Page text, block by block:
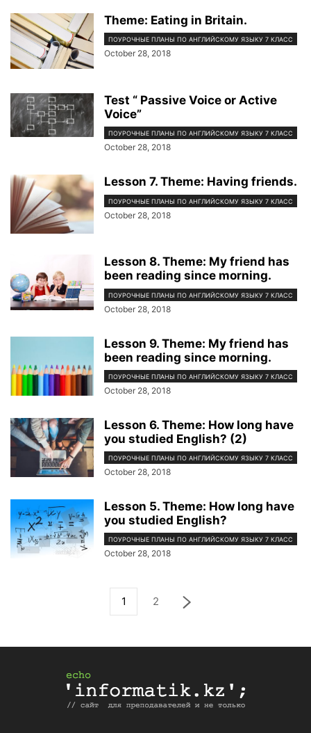
Theme: Eating in Britain.
ПОУРОЧНЫЕ ПЛАНЫ ПО АНГЛИЙСКОМУ ЯЗЫКУ 7 КЛАСС
October 28, 2018
Test “ Passive Voice or Active
Voice”
ПОУРОЧНЫЕ ПЛАНЫ ПО АНГЛИЙСКОМУ ЯЗЫКУ 7 КЛАСС
October 28, 2018
Lesson 7. Theme: Having friends.
ПОУРОЧНЫЕ ПЛАНЫ ПО АНГЛИЙСКОМУ ЯЗЫКУ 7 КЛАСС
October 28, 2018
Lesson 8. Theme: My friend has
been reading since morning.
ПОУРОЧНЫЕ ПЛАНЫ ПО АНГЛИЙСКОМУ ЯЗЫКУ 7 КЛАСС
October 28, 2018
Lesson 9. Theme: My friend has
been reading since morning.
ПОУРОЧНЫЕ ПЛАНЫ ПО АНГЛИЙСКОМУ ЯЗЫКУ 7 КЛАСС
October 28, 2018
Lesson 6. Theme: How long have
you studied English? (2)
ПОУРОЧНЫЕ ПЛАНЫ ПО АНГЛИЙСКОМУ ЯЗЫКУ 7 КЛАСС
October 28, 2018
Lesson 5. Theme: How long have
you studied English?
ПОУРОЧНЫЕ ПЛАНЫ ПО АНГЛИЙСКОМУ ЯЗЫКУ 7 КЛАСС
October 28, 2018
1 2